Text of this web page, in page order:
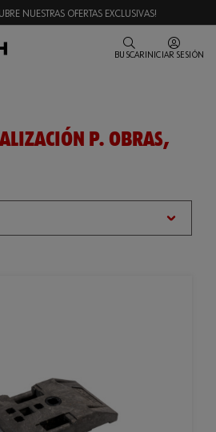
NUESTRAS OFERTAS EXCLUSIVAS!
BUSCAR INICIAR SESIÓN
P. OBRAS,